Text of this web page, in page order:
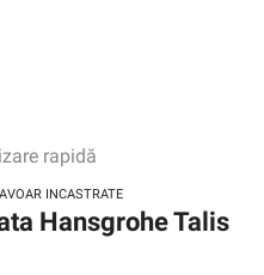
rapidă
INCASTRATE
Hansgrohe Talis